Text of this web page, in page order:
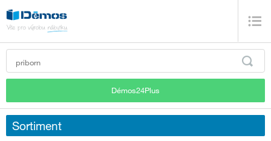
Démos24Plus
Sortiment